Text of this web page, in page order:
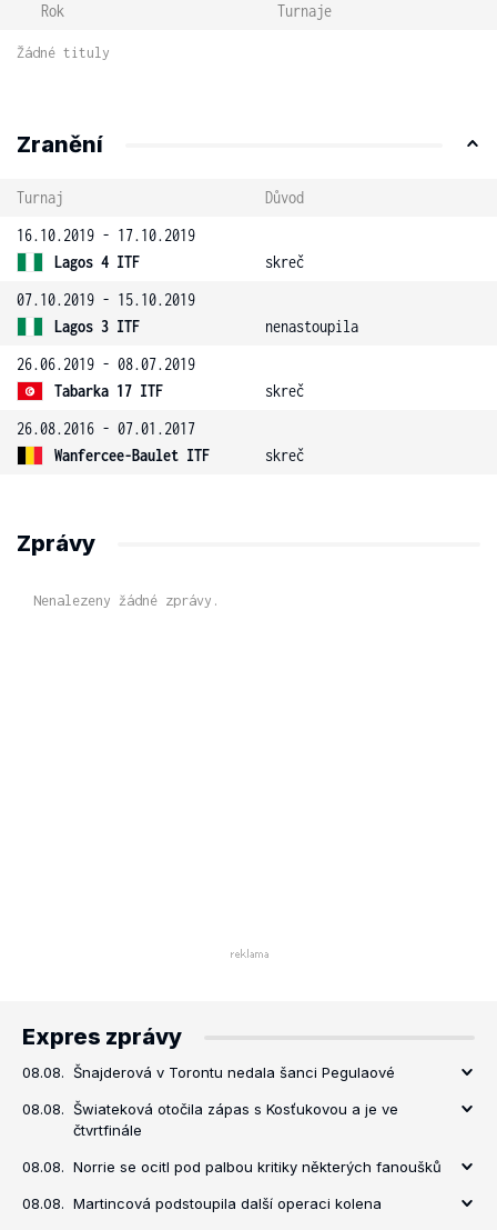
Rok Turnaje
Žádné tituly
Zranění
Turnaj
Důvod
16.10.2019 - 17.10.2019
Lagos 4 ITF
skreč
07.10.2019 - 15.10.2019
Lagos 3 ITF
nenastoupila
26.06.2019 - 08.07.2019
Tabarka 17 ITF
skreč
26.08.2016 - 07.01.2017
Wanfercee-Baulet ITF
skreč
Zprávy
Nenalezeny žádné zprávy.
Expres zprávy
08.08. Šnajderová v Torontu nedala šanci Pegulaové
08.08. Šwiateková otočila zápas s Kosťukovou a je ve
čtvrtfinále
08.08. Norrie se ocitl pod palbou kritiky některých fanoušků
08.08. Martincová podstoupila další operaci kolena